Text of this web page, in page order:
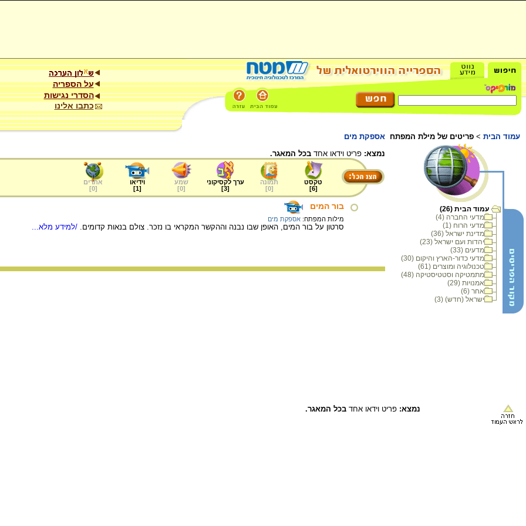
על הספריה
הסדרי נגישות
כתבו אלינו
עמוד הבית > פריטים של מילת המפתח אספקת מים
עמוד הבית (26)
מדעי החברה (4)
מדעי הרוח (1)
מדינת ישראל (36)
יהדות ועם ישראל (23)
מדעים (33)
מדעי כדור-הארץ והיקום (30)
טכנולוגיה ומוצרים (61)
מתמטיקה וסטטיסטיקה (48)
אמנויות (29)
אחר (6)
ישראל (חדש) (3)
נמצא: פריט וידאו אחד בכל המאגר.
טקסט
[
6
]
תמונה
[
0
]
ערך לקסיקוני
[
3
]
שמע
[
0
]
וידיאו
[
1
]
אתרים
[
0
]
בור המים
מילות המפתח: אספקת מים
סרטון על בור המים, האופן שבו נבנה וההקשר המקראי בו נזכר. צולם בנאות קדומים. /למידע מלא...
נמצא: פריט וידאו אחד בכל המאגר.